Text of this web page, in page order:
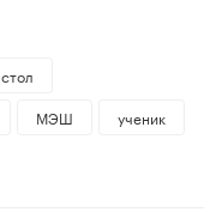
МЭШ
ученик